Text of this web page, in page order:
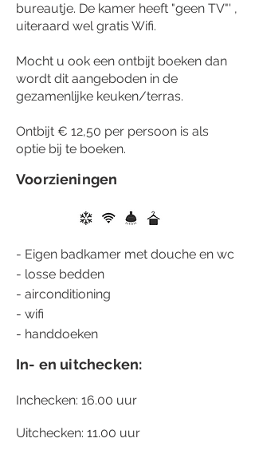
bureautje. De kamer heeft "geen TV"' ,
uiteraard wel gratis Wifi.
Mocht u ook een ontbijt boeken dan
wordt dit aangeboden in de
gezamenlijke keuken/terras.
Ontbijt € 12,50 per persoon is als
optie bij te boeken.
Voorzieningen
- Eigen badkamer met douche en wc
- losse bedden
- airconditioning
- wifi
- handdoeken
In- en uitchecken:
Inchecken: 16.00 uur
Uitchecken: 11.00 uur